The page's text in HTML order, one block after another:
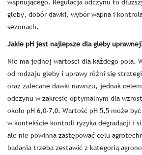
wapnującego. Regulacja odczynu to
gleby, dobór dawki, wybór wapna i
sezonach.
Jakie pH jest najlepsze dla gleby
Nie ma jednej wartości dla każdego pola.
od rodzaju gleby i uprawy różni się
oraz zalecane dawki nawozu, jednak
odczynu w zakresie optymalnym dla
około pH 6,0-7,0. Wartość pH 5,5 może
w kontekście kontroli ryzyka degradacji i
ale nie powinna zastępować celu
badania trzeba zestawić z kategorią